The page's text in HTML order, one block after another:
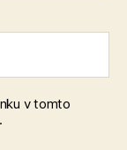
v tomto